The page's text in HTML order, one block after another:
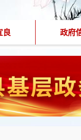
良 政府